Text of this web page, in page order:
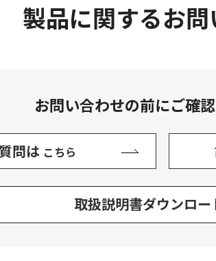
製品に関するお
お問い合わせの前にご確認
問は こちら
取扱説明書ダウンロー